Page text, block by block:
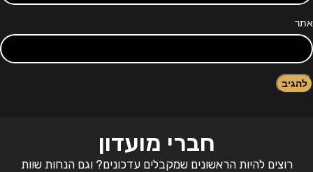
אתר
חברי מועדון
רוצים להיות הראשונים שמקבלים עדכונים? וגם הנחות שוות